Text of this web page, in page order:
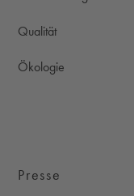
Qualität
Ökologie
Presse